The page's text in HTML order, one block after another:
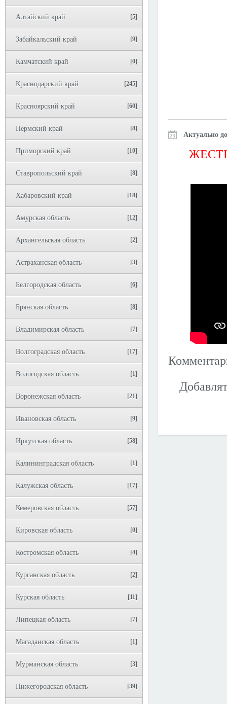
Алтайский край [5]
Забайкальский край [9]
Камчатский край [0]
Краснодарский край [245]
Красноярский край [60]
Пермский край [8]
Приморский край [10]
Ставропольский край [8]
Хабаровский край [18]
Амурская область [12]
Архангельская область [2]
Астраханская область [3]
Белгородская область [6]
Брянская область [8]
Владимирская область [7]
Волгоградская область [17]
Вологодская область [1]
Воронежская область [21]
Ивановская область [9]
Иркутская область [58]
Калининградская область [1]
Калужская область [17]
Кемеровская область [57]
Кировская область [0]
Костромская область [4]
Курганская область [2]
Курская область [11]
Липецкая область [7]
Магаданская область [1]
Мурманская область [3]
Нижегородская область [39]
Актуально